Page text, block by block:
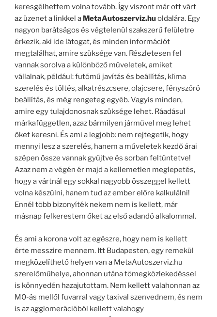
keresgélhettem volna tovább. Így viszont már ott várt
az üzenet a linkkel a MetaAutoszerviz.huoldalára. Egy
nagyon barátságos és végtelenül szakszerű felületre
érkezik, aki ide látogat, és minden információt
megtalálhat, amire szüksége van. Részletesen fel
vannak sorolva a különböző műveletek, amiket
vállalnak, például: futómű javítás és beállítás, klíma
szerelés és töltés, alkatrészcsere, olajcsere, fényszóró
beállítás, és még rengeteg egyéb. Vagyis minden,
amire egy tulajdonosnak szüksége lehet. Ráadásul
márkafüggetlen, azaz bármilyen járművel meg lehet
őket keresni. És ami a legjobb: nem rejtegetik, hogy
mennyi lesz a szerelés, hanem a műveletek kezdő árai
szépen össze vannak gyűjtve és sorban feltűntetve!
Azaz nem a végén ér majd a kellemetlen meglepetés,
hogy a vártnál egy sokkal nagyobb összeggel kellett
volna készülni, hanem tud az ember előre kalkulálni!
Ennél több bizonyíték nekem nem is kellett, már
másnap felkerestem őket az első adandó alkalommal.
És ami a korona volt az egészre, hogy nem is kellett
érte messzire mennem. Itt Budapesten, egy remekül
megközelíthető helyen van a MetaAutoszerviz.hu
szerelőműhelye, ahonnan utána tömegközlekedéssel
is könnyedén hazajutottam. Nem kellett valahonnan az
M0-ás mellől fuvarral vagy taxival szenvednem, és nem
is az agglomerációból kellett valahogy